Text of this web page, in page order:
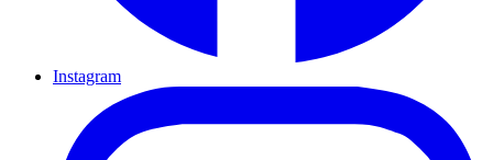
Instagram